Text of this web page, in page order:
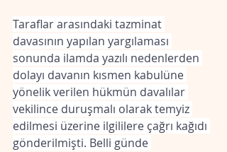
Taraflar arasındaki tazminat
davasının yapılan yargılaması
sonunda ilamda yazılı nedenlerden
dolayı davanın kısmen kabulüne
yönelik verilen hükmün davalılar
vekilince duruşmalı olarak temyiz
edilmesi üzerine ilgililere çağrı kağıdı
gönderilmişti. Belli günde